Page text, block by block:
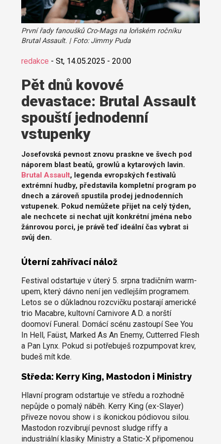
První řady fanoušků Cro-Mags na loňském ročníku
Brutal Assault. | Foto: Jimmy Puda
redakce - St, 14.05.2025 - 20:00
Pět dnů kovové
devastace: Brutal Assault
spouští jednodenní
vstupenky
Josefovská pevnost znovu praskne ve švech pod
náporem blast beatů, growlů a kytarových lavin.
Brutal Assault, legenda evropských festivalů
extrémní hudby, představila kompletní program po
dnech a zároveň spustila prodej jednodenních
vstupenek. Pokud nemůžete přijet na celý týden,
ale nechcete si nechat ujít konkrétní jména nebo
žánrovou porci, je právě teď ideální čas vybrat si
svůj den.
Úterní zahřívací nálož
Festival odstartuje v úterý 5. srpna tradičním warm-
upem, který dávno není jen vedlejším programem.
Letos se o důkladnou rozcvičku postarají americké
trio Macabre, kultovní Carnivore A.D. a norští
doomoví Funeral. Domácí scénu zastoupí See You
In Hell, Faüst, Marked As An Enemy, Cutterred Flesh
a Pan Lynx. Pokud si potřebuješ rozpumpovat krev,
budeš mít kde.
Středa: Kerry King, Mastodon i Ministry
Hlavní program odstartuje ve středu a rozhodně
nepůjde o pomalý náběh. Kerry King (ex-Slayer)
přiveze novou show i s ikonickou pódiovou silou.
Mastodon rozvibrují pevnost sludge riffy a
industriální klasiky Ministry a Static-X připomenou